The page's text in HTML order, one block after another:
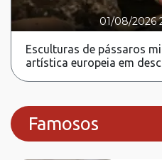
01/08/2026
Esculturas de pássaros
artística europeia em
Famosos